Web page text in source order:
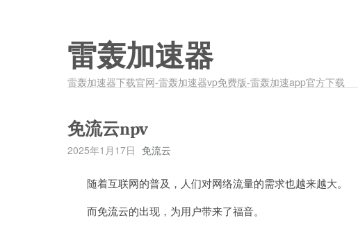
雷轰加速器
雷轰加速器下载官网-雷轰加速器vp免费版-雷轰加速app官方下载
免流云npv
2025年1月17日 免流云
随着互联网的普及，人们对网络流量的需求也越来越大。
而免流云的出现，为用户带来了福音。